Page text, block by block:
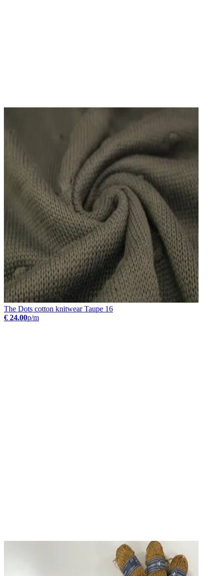
The Dots cotton knitwear Taupe 16
€ 24.00p/m